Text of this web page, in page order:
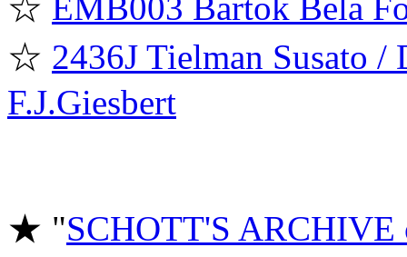
☆ 2436J Tielman Susato /
F.J.Giesbert
★ "SCHOTT'S ARCHIVE